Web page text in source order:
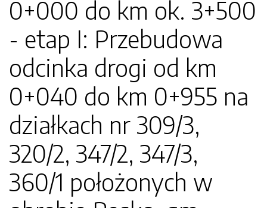
0+000 do km ok. 3+500
- etap I: Przebudowa
odcinka drogi od km
0+040 do km 0+955 na
działkach nr 309/3,
320/2, 347/2, 347/3,
360/1 położonych w